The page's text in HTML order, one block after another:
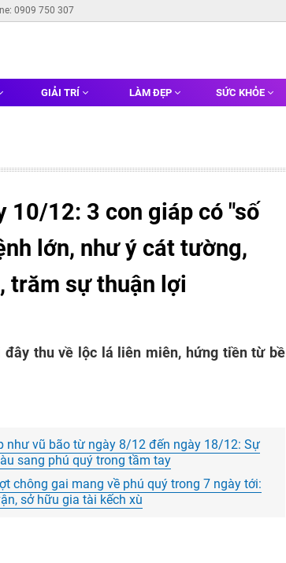
0909 750 307
GIẢI TRÍ LÀM ĐẸP SỨC KHỎE
10/12: 3 con giáp có "số
lớn, như ý cát tường,
trăm sự thuận lợi
thu về lộc lá liên miên, hứng tiền từ bề
như vũ bão từ ngày 8/12 đến ngày 18/12: Sự
sang phú quý trong tầm tay
chông gai mang về phú quý trong 7 ngày tới:
sở hữu gia tài kếch xù